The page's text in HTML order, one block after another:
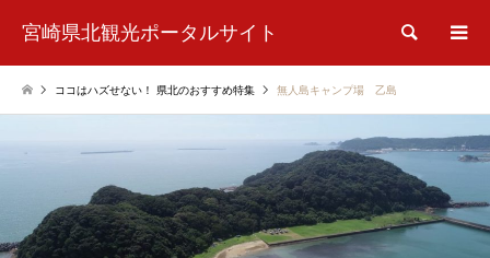
宮崎県北観光ポータルサイト 検索
ココはハズせない！ 県北のおすすめ特集 無人島キャンプ場 乙島